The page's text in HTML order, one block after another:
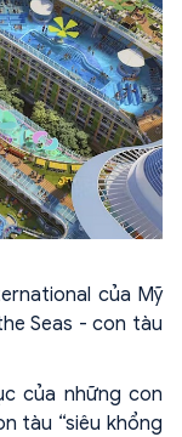
của Mỹ
Seas - con tàu
của những con
tàu “siêu khổng